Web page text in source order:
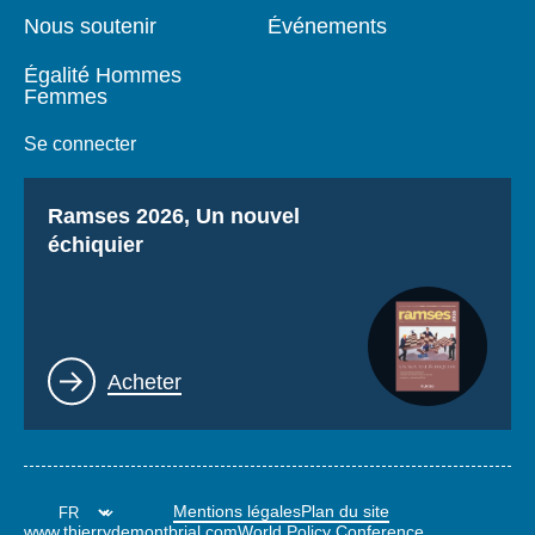
Nous soutenir
Égalité Hommes
Femmes
Se connecter
Événements
Titre
Ramses 2026, Un nouvel
échiquier
Lien
Acheter
Mentions légalesPlan du site